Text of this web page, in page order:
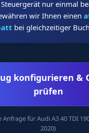
nur einmal
wir Ihnen einen
bei gleichzeitiger
konfigurieren &
prüfen
für Audi A3 40 TDI
2020)